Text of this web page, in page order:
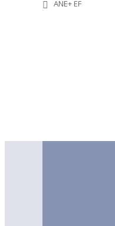
ANE+ EF